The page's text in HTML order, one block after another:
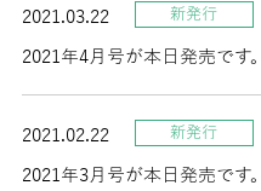
2021.03.22 新発行
2021年4月号が本日発売です。
2021.02.22 新発行
2021年3月号が本日発売です。